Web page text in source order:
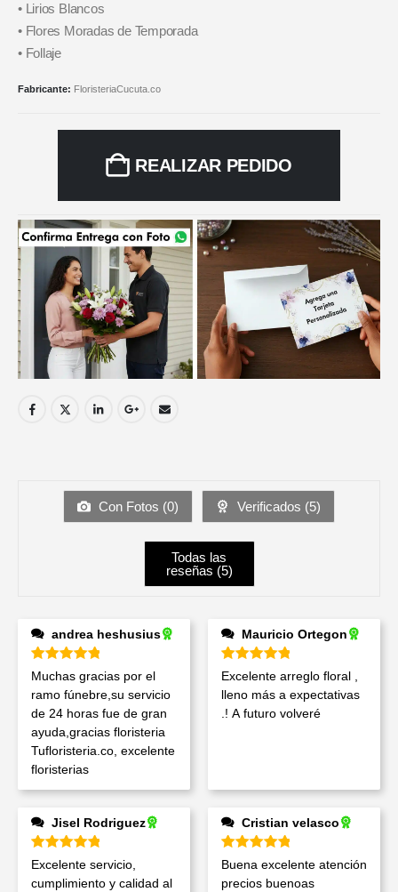
• Lirios Blancos
• Flores Moradas de Temporada
• Follaje
Fabricante: FloristeriaCucuta.co
REALIZAR PEDIDO
Con Fotos (0) Verificados (5)
Todas las
reseñas (5)
andrea heshusius
Valorado en5de 5
Muchas gracias por el
ramo fúnebre,su servicio
de 24 horas fue de gran
ayuda,gracias floristeria
Tufloristeria.co, excelente
floristerias
Mauricio Ortegon
Valorado en5de 5
Excelente arreglo floral ,
lleno más a expectativas
.! A futuro volveré
Jisel Rodriguez
Valorado en 5de 5
Excelente servicio,
cumplimiento y calidad al
Cristian velasco
Valorado en5de 5
Buena excelente atención
precios buenoas